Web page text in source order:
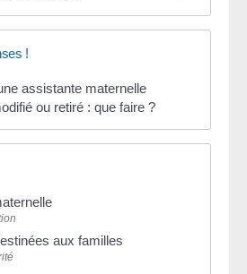
!
assistante maternelle
ou retiré : que faire ?
aux familles